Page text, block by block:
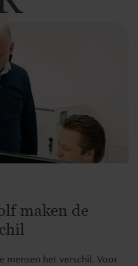
maken de
mensen het verschil. Voor